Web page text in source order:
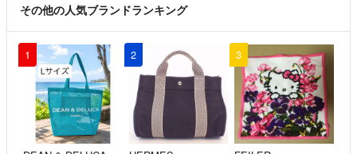
❤5万円以上の高額商品のお値段交渉等ございましたらお気軽にコメン
ト下さい。
可能な限り対応させて頂きます。
■コメント頂いた上で複数ご購入の方には、おまとめ発送&お値引き対
応致します。
(送料の差額分お値引きさせて頂きます)
その他の人気ブランドランキング
1 2 3